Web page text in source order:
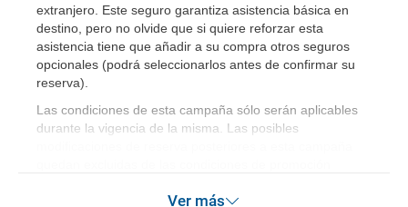
extranjero. Este seguro garantiza asistencia básica en
destino, pero no olvide que si quiere reforzar esta
asistencia tiene que añadir a su compra otros seguros
opcionales (podrá seleccionarlos antes de confirmar su
reserva).
Las condiciones de esta campaña sólo serán aplicables
durante la vigencia de la misma. Las posibles
Ver más